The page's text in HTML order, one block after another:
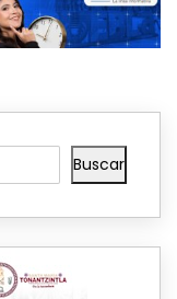
Buscar